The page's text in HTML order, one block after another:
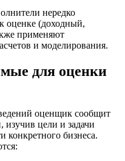
нередко
оценке (доходный,
применяют
и моделирования.
для оценки
оценщик сообщит
изучив цели и задачи
конкретного бизнеса.